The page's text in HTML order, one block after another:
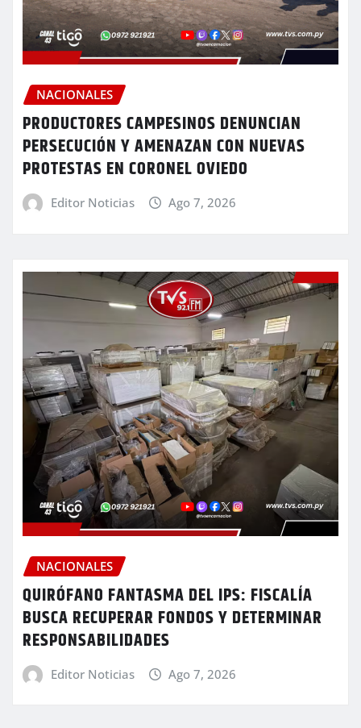
NACIONALES
PRODUCTORES CAMPESINOS DENUNCIAN
PERSECUCIÓN Y AMENAZAN CON NUEVAS
PROTESTAS EN CORONEL OVIEDO
Editor Noticias Ago 7, 2026
NACIONALES
QUIRÓFANO FANTASMA DEL IPS: FISCALÍA
BUSCA RECUPERAR FONDOS Y DETERMINAR
RESPONSABILIDADES
Editor Noticias Ago 7, 2026